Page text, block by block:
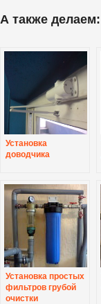
А также делаем:
Установка
доводчика
Установка простых
фильтров грубой
очистки